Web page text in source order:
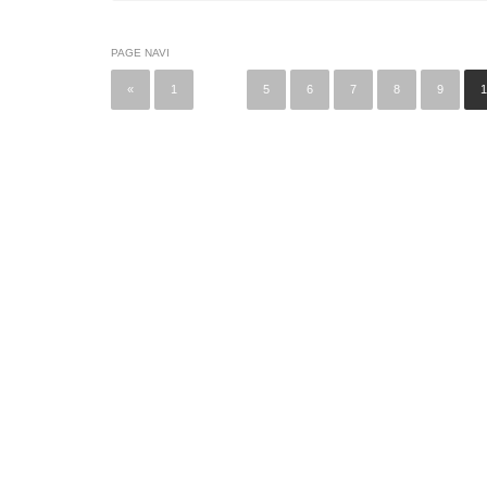
PAGE NAVI
« 1 5 6 7 8 9